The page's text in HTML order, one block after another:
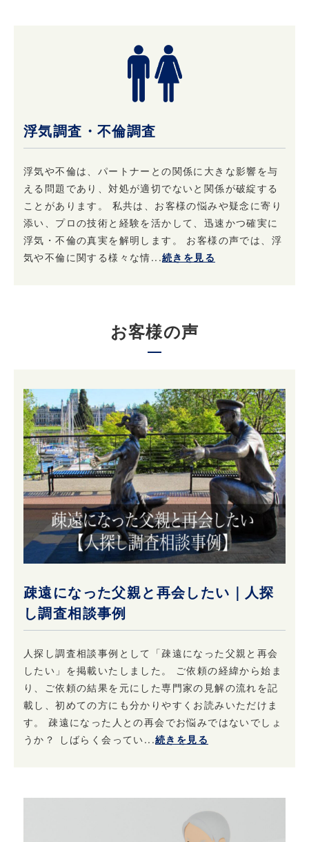
浮気調査・不倫調査
浮気や不倫は、パートナーとの関係に大きな影響を与
える問題であり、対処が適切でないと関係が破綻する
ことがあります。 私共は、お客様の悩みや疑念に寄り
添い、プロの技術と経験を活かして、迅速かつ確実に
浮気・不倫の真実を解明します。 お客様の声では、浮
気や不倫に関する様々な情...続きを見る
お客様の声
疎遠になった父親と再会したい｜人探
し調査相談事例
人探し調査相談事例として「疎遠になった父親と再会
したい」を掲載いたしました。 ご依頼の経緯から始ま
り、ご依頼の結果を元にした専門家の見解の流れを記
載し、初めての方にも分かりやすくお読みいただけま
す。 疎遠になった人との再会でお悩みではないでしょ
うか？ しばらく会ってい...続きを見る